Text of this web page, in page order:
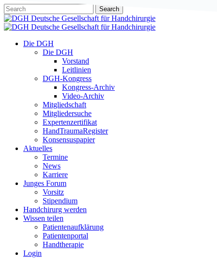
Skip
to
main
Search
Close
Search
Menu
Die DGH
Die DGH
Vorstand
Leitlinien
DGH-Kongress
Kongress-Archiv
Video-Archiv
Mitgliedschaft
Mitgliedersuche
Expertenzertifikat
HandTraumaRegister
Konsensuspapier
Aktuelles
Termine
News
Karriere
Junges Forum
Vorsitz
Stipendium
Handchirurg werden
Wissen teilen
Patientenaufklärung
Patientenportal
Handtherapie
Login